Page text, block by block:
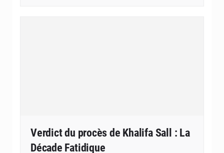
Verdict du procès de Khalifa Sall : La
Décade Fatidique